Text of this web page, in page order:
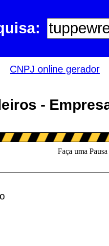
CNPJ online gerador
-